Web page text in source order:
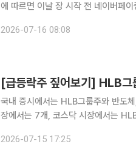
에 따르면 이날 장 시작 전 네이버페
자는 전날 미국 기술주 강세와 네덜
2026-07-16 08:08
국내 증시에서는 HLB그룹주와 반도
장에서는 7개, 코스닥 시장에서는
2026-07-15 17:25